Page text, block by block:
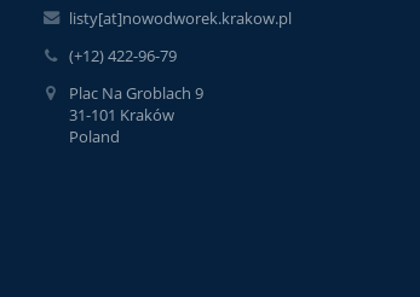
listy[at]nowodworek.krakow.pl
(+12) 422-96-79
Plac Na Groblach 9
31-101 Kraków
Poland